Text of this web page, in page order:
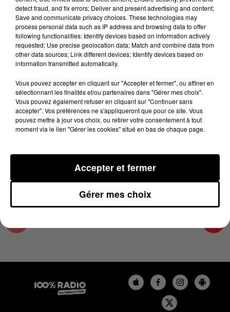
Lecture (2 min 21 sec)
100%
Les infos des Hautes-Pyrénées
10 avril 2023 - 2 min 21 sec
LES INFOS DES HAUTES-PYRÉNÉES DU
10/04/2023 À 14H00
Podcasts infos des Hautes-Pyrénées
detect fraud, and fix errors; Deliver and present advertising and content;
Save and communicate privacy choices. These technologies may
process personal data such as IP address and browsing data to offer
following functionalities: Identify devices based on information actively
requested; Use precise geolocation data; Match and combine data from
other data sources; Link different devices; Identify devices based on
information transmitted automatically.
Vous pouvez accepter en cliquant sur "Accepter et fermer", ou affiner en
sélectionnant les finalités et/ou partenaires dans "Gérer mes choix".
Vous pouvez également refuser en cliquant sur "Continuer sans
accepter". Vos préférences ne s'appliqueront que pour ce site. Vous
pouvez mettre à jour vos choix, ou retirer votre consentement à tout
moment via le lien "Gérer les cookies" situé en bas de chaque page.
Gérer mes choix
Accepter et fermer